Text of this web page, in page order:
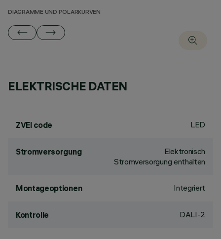
DIAGRAMME UND POLARKURVEN
ELEKTRISCHE DATEN
ZVEI code LED
Stromversorgung
Elektronisch
Stromversorgung enthalten
Montageoptionen Integriert
Kontrolle DALI-2